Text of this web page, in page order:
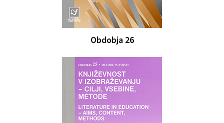
Obdobja 26